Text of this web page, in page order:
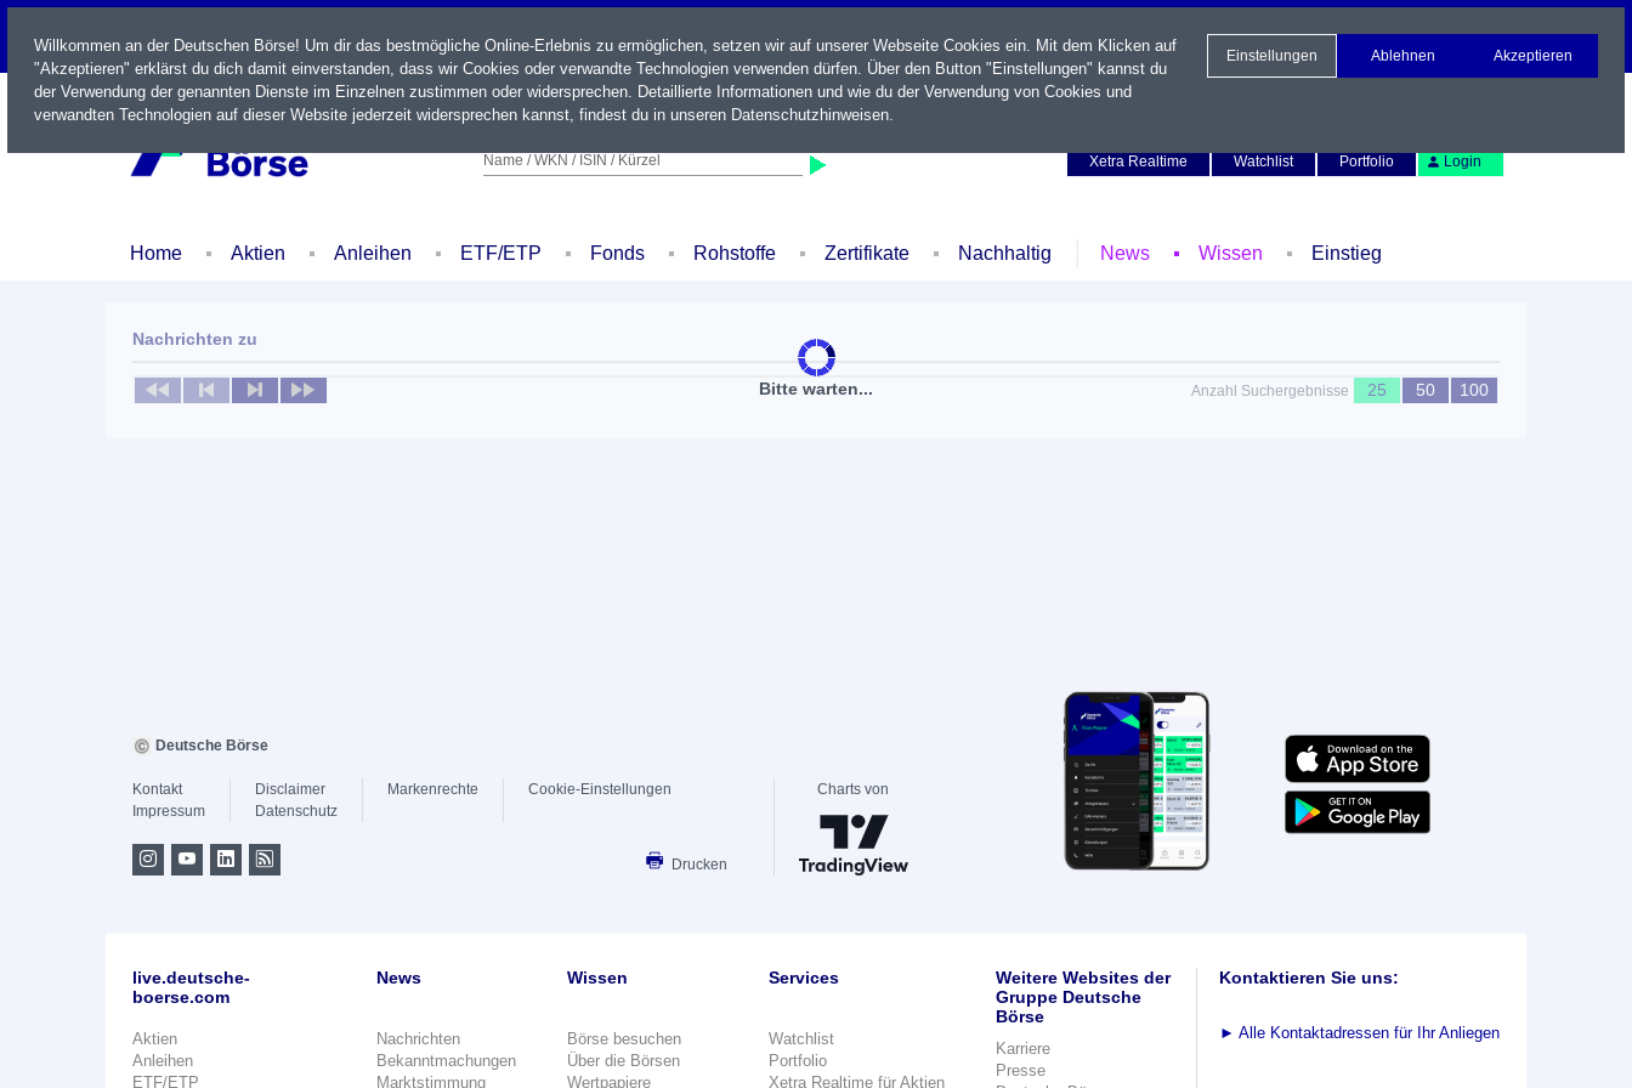
LIVE
Name / WKN / ISIN / Kürzel
Xetra Realtime
Watchlist Portfolio Login
Home Aktien Anleihen ETF/ETP Fonds Rohstoffe Zertifikate Nachhaltig News Wissen Einstieg
Bitte warten...
Nachrichten zu
Keine News verfügbar Anzahl Suchergebnisse 25 50 100
Willkommen an der Deutschen Börse! Um dir das bestmögliche Online-Erlebnis zu ermöglichen, setzen wir auf unserer Webseite Cookies ein. Mit dem Klicken auf
"Akzeptieren" erklärst du dich damit einverstanden, dass wir Cookies oder verwandte Technologien verwenden dürfen. Über den Button "Einstellungen" kannst du
der Verwendung der genannten Dienste im Einzelnen zustimmen oder widersprechen. Detaillierte Informationen und wie du der Verwendung von Cookies und
verwandten Technologien auf dieser Website jederzeit widersprechen kannst, findest du in unseren Datenschutzhinweisen.
Einstellungen Ablehnen Akzeptieren
Deutsche Börse
Kontakt
Impressum
Disclaimer
Datenschutz
Markenrechte Cookie-Einstellungen
Drucken
Charts von
live.deutsche-
boerse.com
Aktien
Anleihen
ETF/ETP
News
Nachrichten
Bekanntmachungen
Marktstimmung
Wissen
Börse besuchen
Über die Börsen
Wertpapiere
Services
Watchlist
Portfolio
Xetra Realtime für Aktien
Weitere Websites der
Gruppe Deutsche
Börse
Karriere
Presse
Kontaktieren Sie uns:
► Alle Kontaktadressen für Ihr Anliegen